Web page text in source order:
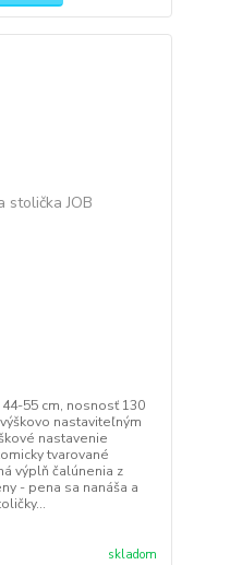
55 cm, nosnosť 130
nastaviteľným
nastavenie
tvarované
výplň čalúnenia z
- pena sa nanáša a
skladom